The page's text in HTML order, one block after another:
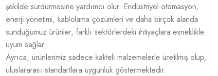
şekilde sürdürmesine yardımcı olur. Endüstriyel otomasyon,
enerji yönetimi, kablolama çözümleri ve daha birçok alanda
sunduğumuz ürünler, farklı sektörlerdeki ihtiyaçlara esneklikle
uyum sağlar.
Ayrıca, ürünlerimiz sadece kaliteli malzemelerle üretilmiş olup,
uluslararası standartlara uygunluk göstermektedir.